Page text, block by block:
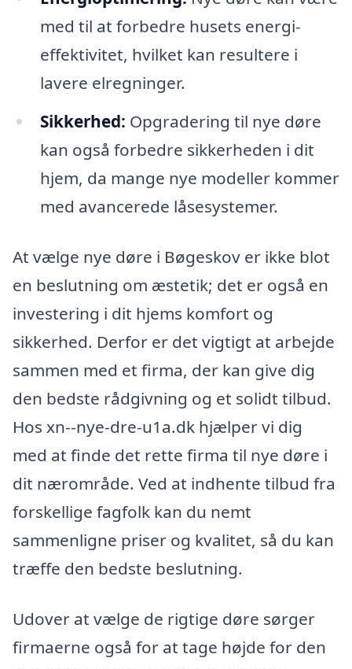
med til at forbedre husets energi-
effektivitet, hvilket kan resultere i
lavere elregninger.
Sikkerhed: Opgradering til nye døre
kan også forbedre sikkerheden i dit
hjem, da mange nye modeller kommer
med avancerede låsesystemer.
At vælge nye døre i Bøgeskov er ikke blot
en beslutning om æstetik; det er også en
investering i dit hjems komfort og
sikkerhed. Derfor er det vigtigt at arbejde
sammen med et firma, der kan give dig
den bedste rådgivning og et solidt tilbud.
Hos xn--nye-dre-u1a.dk hjælper vi dig
med at finde det rette firma til nye døre i
dit nærområde. Ved at indhente tilbud fra
forskellige fagfolk kan du nemt
sammenligne priser og kvalitet, så du kan
træffe den bedste beslutning.
Udover at vælge de rigtige døre sørger
firmaerne også for at tage højde for den